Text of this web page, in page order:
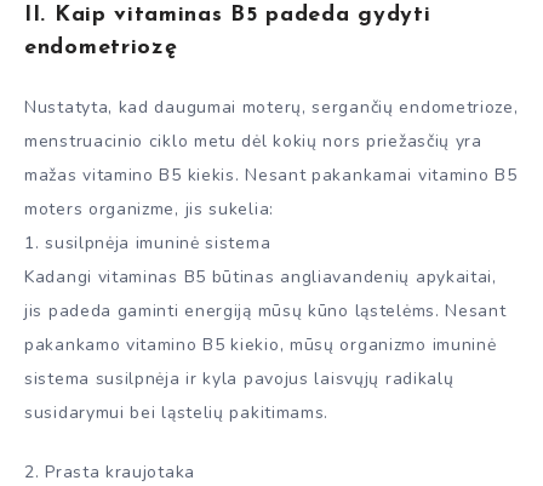
II. Kaip vitaminas B5 padeda gydyti
endometriozę
Nustatyta, kad daugumai moterų, sergančių endometrioze,
menstruacinio ciklo metu dėl kokių nors priežasčių yra
mažas vitamino B5 kiekis. Nesant pakankamai vitamino B5
moters organizme, jis sukelia:
1. susilpnėja imuninė sistema
Kadangi vitaminas B5 būtinas angliavandenių apykaitai,
jis padeda gaminti energiją mūsų kūno ląstelėms. Nesant
pakankamo vitamino B5 kiekio, mūsų organizmo imuninė
sistema susilpnėja ir kyla pavojus laisvųjų radikalų
susidarymui bei ląstelių pakitimams.
2. Prasta kraujotaka